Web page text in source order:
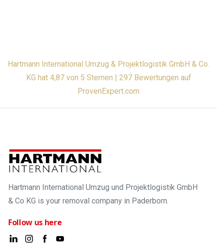
Hartmann International Umzug & Projektlogistik GmbH & Co.
KG hat 4,87 von 5 Sternen | 297 Bewertungen auf
ProvenExpert.com
Hartmann International Umzug und Projektlogistik GmbH
& Co KG is your removal company in Paderborn.
Follow us here